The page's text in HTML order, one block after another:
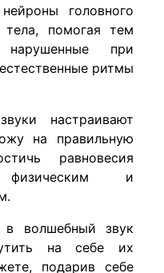
головного
помогая тем
нарушенные при
ритмы
настраивают
на правильную
равновесия
и
в волшебный звук
на себе их
подарив себе